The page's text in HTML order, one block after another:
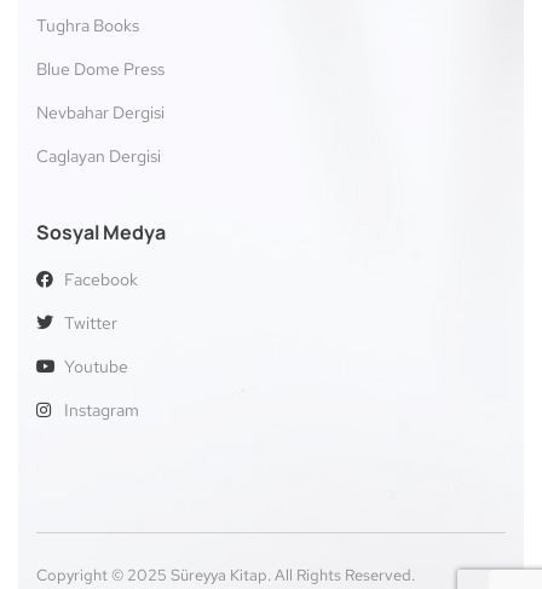
Tughra Books
Blue Dome Press
Nevbahar Dergisi
Caglayan Dergisi
Sosyal Medya
Facebook
Twitter
Youtube
Instagram
Copyright © 2025 Süreyya Kitap. All Rights Reserved.